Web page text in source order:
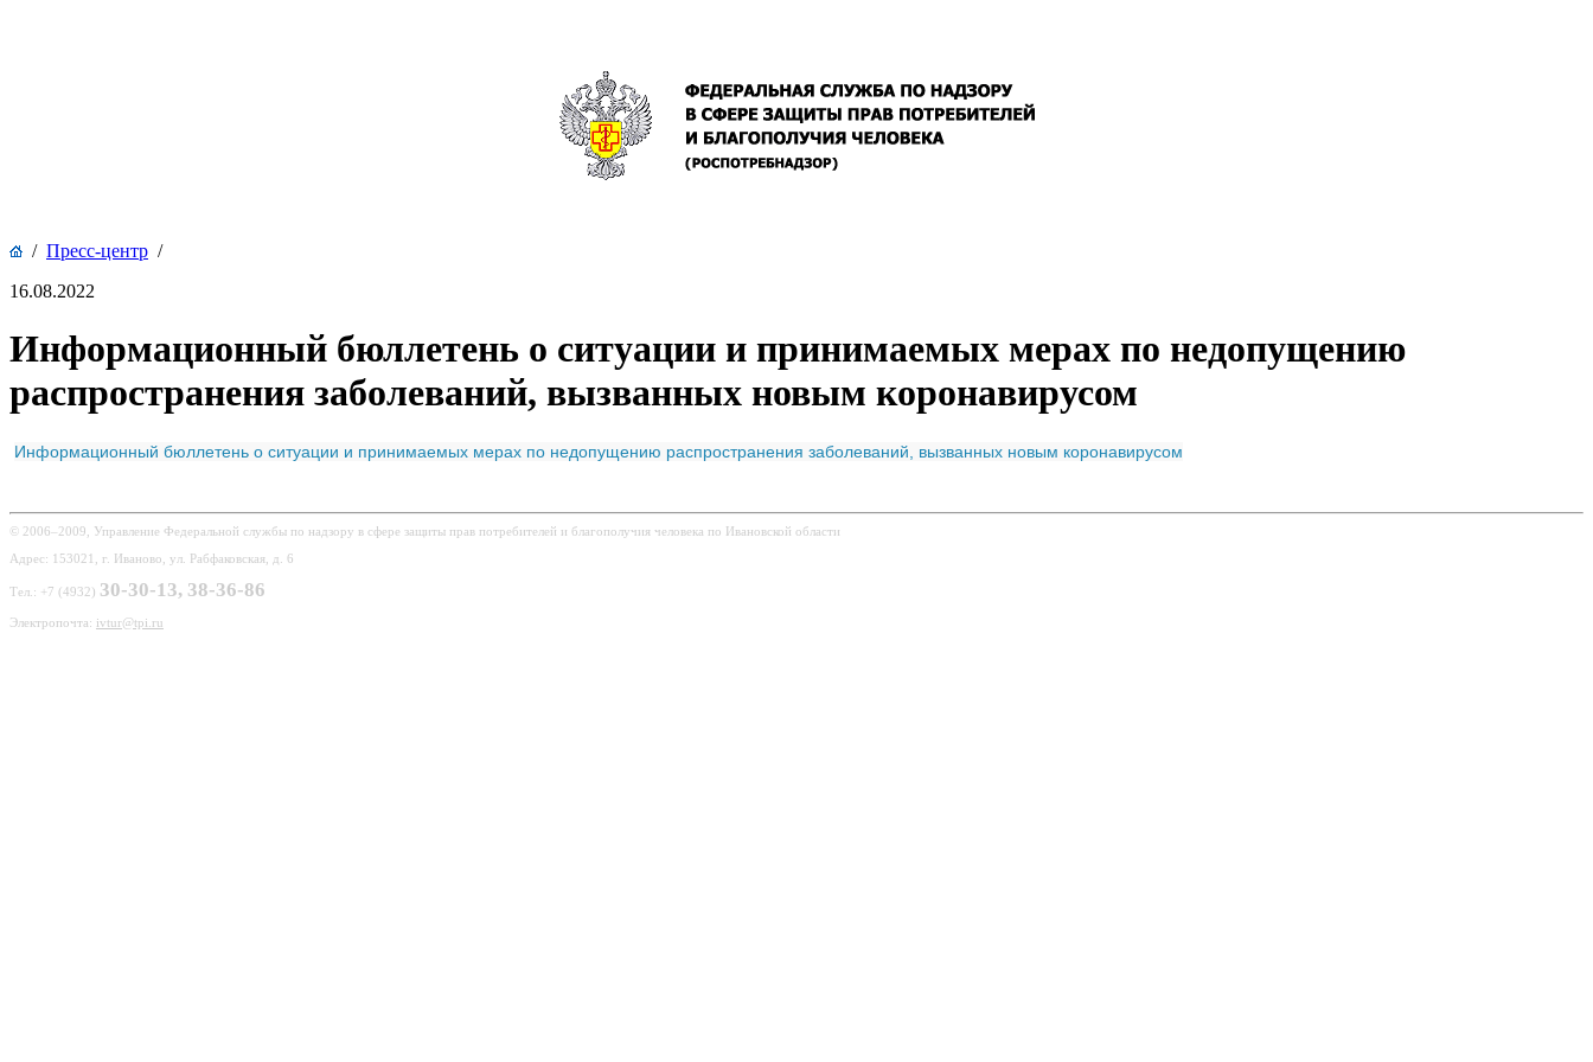
/ Пресс-центр /
16.08.2022
Информационный бюллетень о ситуации и принимаемых мерах по недопущению
распространения заболеваний, вызванных новым коронавирусом
Информационный бюллетень о ситуации и принимаемых мерах по недопущению распространения заболеваний, вызванных новым коронавирусом
© 2006–2009, Управление Федеральной службы по надзору в сфере защиты прав потребителей и благополучия человека по Ивановской области
Адрес: 153021, г. Иваново, ул. Рабфаковская, д. 6
Тел.: +7 (4932) 30-30-13, 38-36-86
Электропочта: ivtur@tpi.ru